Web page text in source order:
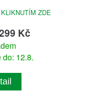
ZDE
Kč
do: 12.8.